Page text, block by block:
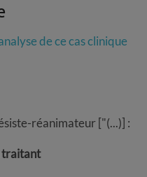
de ce cas clinique
réanimateur ["(...)] :
traitant